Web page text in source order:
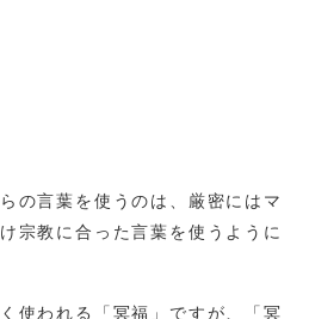
の言葉を使うのは、厳密にはマ
宗教に合った言葉を使うように
使われる「冥福」ですが、「冥